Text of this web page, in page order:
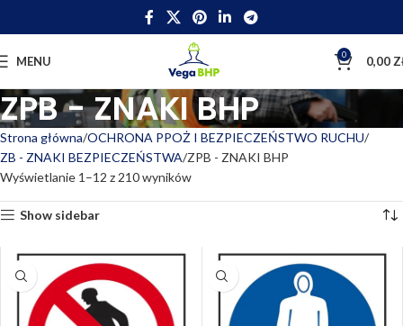
MENU 0 0,00
ZPB - ZNAKI BHP
Strona główna OCHRONA PPOŻ I BEZPIECZEŃSTWO RUCHU
ZB - ZNAKI BEZPIECZEŃSTWA ZPB - ZNAKI BHP
Wyświetlanie 1–12 z 210 wyników
Show sidebar